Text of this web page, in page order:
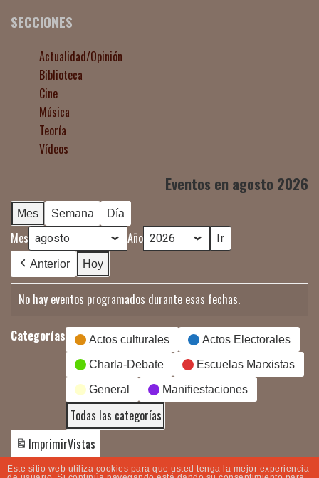
SECCIONES
Actualidad/Opinión
Biblioteca
Cine
Música
Teoría
Vídeos
Eventos en agosto 2026
Mes Semana Día
Mes Año
Anterior Hoy
No hay eventos programados durante esas fechas.
Categorías Actos culturales Actos Electorales
Charla-Debate Escuelas Marxistas
General Manifiestaciones
Todas las categorías
ImprimirVistas
Este sitio web utiliza cookies para que usted tenga la mejor experiencia